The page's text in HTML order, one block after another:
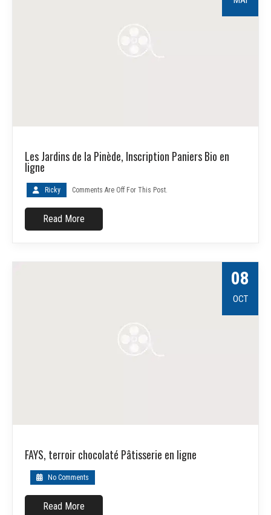
Les Jardins de la Pinède, Inscription Paniers Bio en
ligne
Ricky Comments Are Off For This Post.
Read More
08
OCT
FAYS, terroir chocolaté Pâtisserie en ligne
No Comments
Read More